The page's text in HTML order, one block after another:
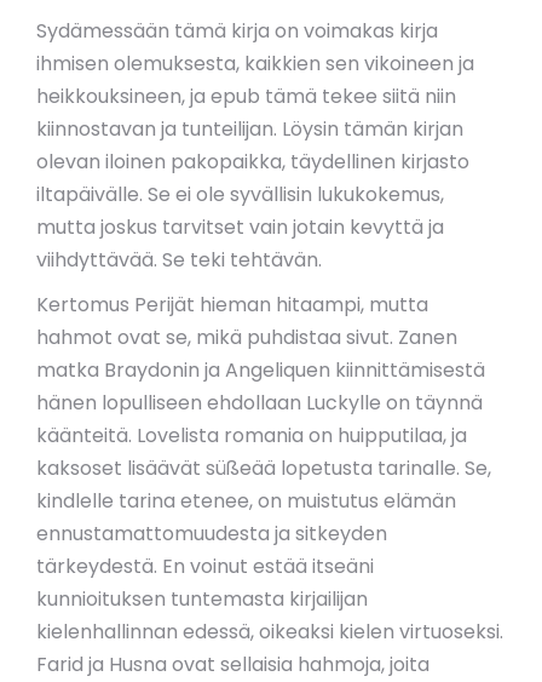
Sydämessään tämä kirja on voimakas kirja
ihmisen olemuksesta, kaikkien sen vikoineen ja
heikkouksineen, ja epub tämä tekee siitä niin
kiinnostavan ja tunteilijan. Löysin tämän kirjan
olevan iloinen pakopaikka, täydellinen kirjasto
iltapäivälle. Se ei ole syvällisin lukukokemus,
mutta joskus tarvitset vain jotain kevyttä ja
viihdyttävää. Se teki tehtävän.
Kertomus Perijät hieman hitaampi, mutta
hahmot ovat se, mikä puhdistaa sivut. Zanen
matka Braydonin ja Angeliquen kiinnittämisestä
hänen lopulliseen ehdollaan Luckylle on täynnä
käänteitä. Lovelista romania on huipputilaa, ja
kaksoset lisäävät süßeää lopetusta tarinalle. Se,
kindlelle tarina etenee, on muistutus elämän
ennustamattomuudesta ja sitkeyden
tärkeydestä. En voinut estää itseäni
kunnioituksen tuntemasta kirjailijan
kielenhallinnan edessä, oikeaksi kielen virtuoseksi.
Farid ja Husna ovat sellaisia hahmoja, joita